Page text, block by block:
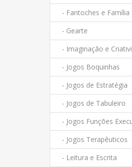
- Fantoches e Família
- Gearte
- Imaginação e
- Jogos Boquinhas
- Jogos de Estratégia
- Jogos de Tabuleiro
- Jogos Funções
- Jogos Terapêuticos
- Leitura e Escrita